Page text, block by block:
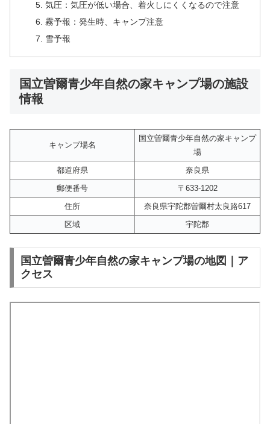
気圧：気圧が低い場合、着火しにくくなるので注意
霧予報：発生時、キャンプ注意
雪予報
国立曽爾青少年自然の家キャンプ場の施設
情報
キャンプ場名
国立曽爾青少年自然の家キャンプ
場
都道府県
奈良県
郵便番号
〒633-1202
住所
奈良県宇陀郡曽爾村太良路617
区域
宇陀郡
国立曽爾青少年自然の家キャンプ場の地図｜ア
クセス